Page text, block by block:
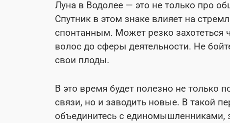
Луна в Водолее — это не только про
Спутник в этом знаке влияет на
спонтанным. Может резко захотеться
волос до сферы деятельности. Не
свои плоды.
В это время будет полезно не только
связи, но и заводить новые. В такой
объединитесь с единомышленниками,